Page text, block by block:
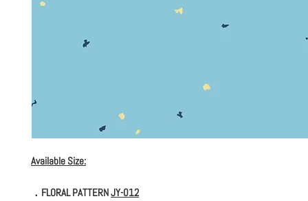
Available Size:
．FLORAL PATTERNJY-012